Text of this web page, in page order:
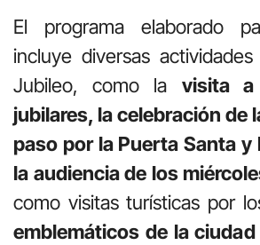
El programa elaborado
incluye diversas
Jubileo, como la visita a
jubilares, la celebración de
paso por la Puerta Santa y
la audiencia de los
como visitas turísticas por
emblemáticos de la ciudad